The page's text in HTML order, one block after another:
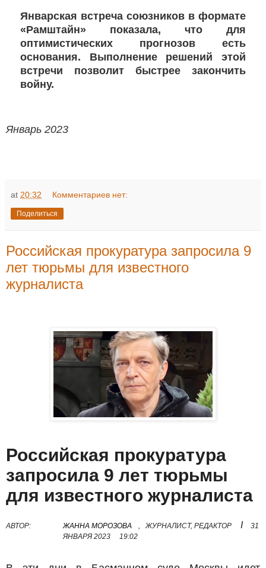
Январская встреча союзников в формате
«Рамштайн» показала, что для
оптимистических прогнозов есть
основания. Выполнение решений этой
встречи позволит быстрее закончить
войну.
Январь 2023
at 20:32 Комментариев нет:
Поделиться
Российская прокуратура запросила 9
лет тюрьмы для известного
журналиста
Российская прокуратура
запросила 9 лет тюрьмы
для известного журналиста
АВТОР: ЖАННА МОРОЗОВА , ЖУРНАЛИСТ, РЕДАКТОР I
31
ЯНВАРЯ 2023
19:02